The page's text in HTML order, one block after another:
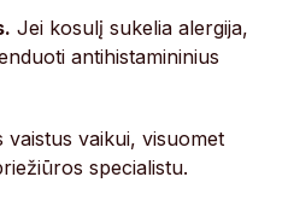
Jei kosulį sukelia alergija,
antihistamininius
vaistus vaikui, visuomet
specialistu.